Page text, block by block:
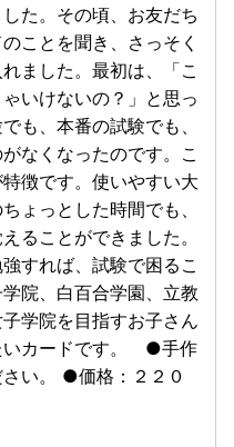
た。その頃、お友だち
ことを聞き、さっそく
ました。最初は、「こ
いけないの？」と思っ
も、本番の試験でも、
なくなったのです。こ
徴です。使いやすい大
ょっとした時間でも、
ることができました。
すれば、試験で困るこ
院、白百合学園、立教
学院を目指すお子さん
いカードです。 ●手作
い。 ●価格：２２０